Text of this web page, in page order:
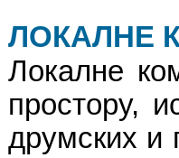
ЛОКАЛНЕ
Локалне
простору,
друмских и